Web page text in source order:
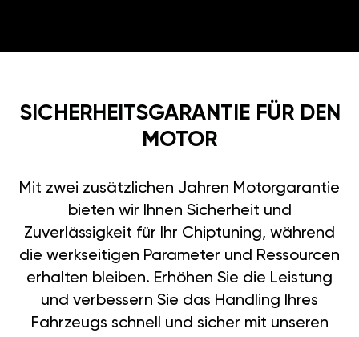
SICHERHEITSGARANTIE FÜR DEN
MOTOR
Mit zwei zusätzlichen Jahren Motorgarantie
bieten wir Ihnen Sicherheit und
Zuverlässigkeit für Ihr Chiptuning, während
die werkseitigen Parameter und Ressourcen
erhalten bleiben. Erhöhen Sie die Leistung
und verbessern Sie das Handling Ihres
Fahrzeugs schnell und sicher mit unseren